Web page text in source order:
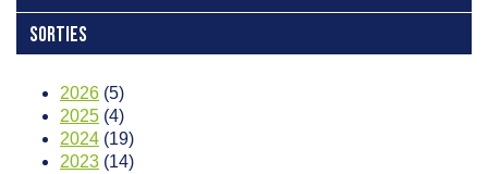
SORTIES
2026 (5)
2025 (4)
2024 (19)
2023 (14)